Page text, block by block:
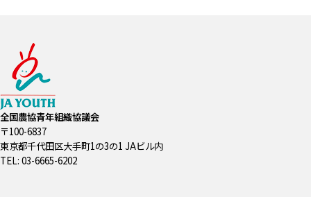
全国農協青年組織協議会
〒100-6837
東京都千代田区大手町1の3の1 JAビル内
TEL: 03-6665-6202